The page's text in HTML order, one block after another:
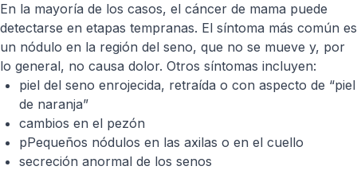
En la mayoría de los casos, el cáncer de mama puede
detectarse en etapas tempranas. El síntoma más común es
un nódulo en la región del seno, que no se mueve y, por
lo general, no causa dolor. Otros síntomas incluyen:
piel del seno enrojecida, retraída o con aspecto de “piel
de naranja”
cambios en el pezón
pPequeños nódulos en las axilas o en el cuello
secreción anormal de los senos